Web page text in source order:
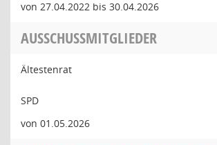
von 27.04.2022 bis 30.04.2026
AUSSCHUSSMITGLIEDER
Ältestenrat
SPD
von 01.05.2026